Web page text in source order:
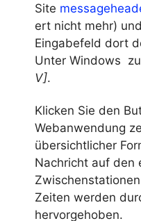
Site
ert nicht mehr)
Eingabefeld dort
Unter Windows
V].
Klicken Sie den
Webanwendung
übersichtlicher
Nachricht auf den
Zeiten werden
hervorgehoben.